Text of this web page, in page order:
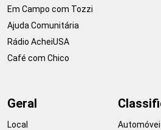
Em Campo com Tozzi
Ajuda Comunitária
Rádio AcheiUSA
Café com Chico
Geral
Local